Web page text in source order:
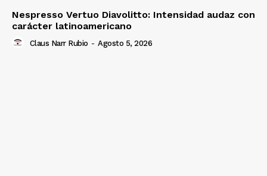
Nespresso Vertuo Diavolitto: Intensidad audaz con
carácter latinoamericano
Claus Narr Rubio - Agosto 5, 2026